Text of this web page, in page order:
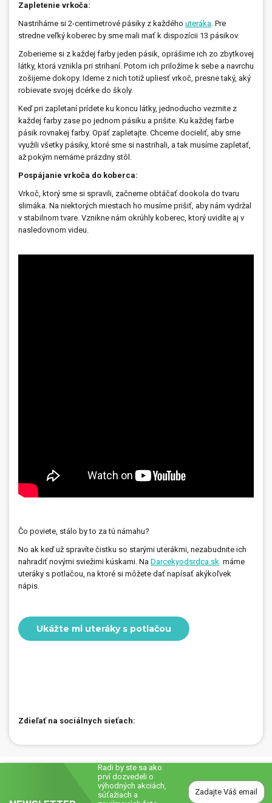
Zapletenie vrkoča:
Nastriháme si 2-centimetrové pásiky z každého uteráka. Pre
stredne veľký koberec by sme mali mať k dispozícii 13 pásikov.
Zoberieme si z každej farby jeden pásik, oprášime ich zo zbytkovej
látky, ktorá vznikla pri strihaní. Potom ich priložíme k sebe a navrchu
zošijeme dokopy. Ideme z nich totiž upliesť vrkoč, presne taký, aký
robievate svojej dcérke do školy.
Keď pri zapletaní prídete ku koncu látky, jednoducho vezmite z
každej farby zase po jednom pásiku a prišite. Ku každej farbe
pásik rovnakej farby. Opäť zapletajte. Chceme docieliť, aby sme
využili všetky pásiky, ktoré sme si nastrihali, a tak musíme zapletať,
až pokým nemáme prázdny stôl.
Pospájanie vrkoča do koberca:
Vrkoč, ktorý sme si spravili, začneme obtáčať dookola do tvaru
slimáka. Na niektorých miestach ho musíme prišiť, aby nám vydržal
v stabilnom tvare. Vznikne nám okrúhly koberec, ktorý uvidíte aj v
nasledovnom videu.
Čo poviete, stálo by to za tú námahu?
No ak keď už spravíte čistku so starými uterákmi, nezabudnite ich
nahradiť novými sviežimi kúskami. Na Darcekyodsrdca.sk máme
uteráky s potlačou, na ktoré si môžete dať napísať akýkoľvek
nápis.
Ukážte mi uteráky s potlačou
Zdieľať na sociálnych sieťach:
Radi by ste sa ako
prví dozvedeli o
výhodných akciách,
súťažiach a